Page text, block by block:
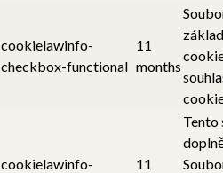
cookielawinfo-
checkbox-functional
11
months
cookielawinfo-
11
Tento